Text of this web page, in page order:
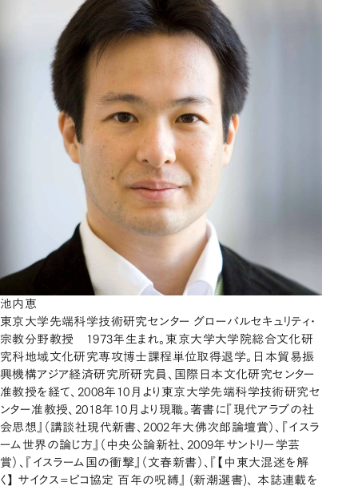
池内恵
東京大学先端科学技術研究センター グローバルセキュリティ・
宗教分野教授 1973年生まれ。東京大学大学院総合文化研
究科地域文化研究専攻博士課程単位取得退学。日本貿易振
興機構アジア経済研究所研究員、国際日本文化研究センター
准教授を経て、2008年10月より東京大学先端科学技術研究セ
ンター准教授、2018年10月より現職。著書に『現代アラブの社
会思想』（講談社現代新書、2002年大佛次郎論壇賞）、『イスラ
ーム世界の論じ方』（中央公論新社、2009年サントリー学芸
賞）、『イスラーム国の衝撃』（文春新書）、『【中東大混迷を解
く】 サイクス=ピコ協定 百年の呪縛』 (新潮選書)、 本誌連載を